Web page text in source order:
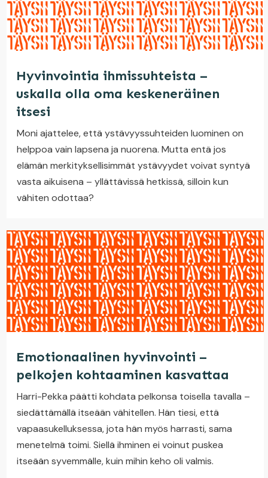
Hyvinvointia ihmissuhteista –
uskalla olla oma keskeneräinen
itsesi
Moni ajattelee, että ystävyyssuhteiden luominen on
helppoa vain lapsena ja nuorena. Mutta entä jos
elämän merkityksellisimmät ystävyydet voivat syntyä
vasta aikuisena – yllättävissä hetkissä, silloin kun
vähiten odottaa?
Emotionaalinen hyvinvointi –
pelkojen kohtaaminen kasvattaa
Harri-Pekka päätti kohdata pelkonsa toisella tavalla –
siedättämällä itseään vähitellen. Hän tiesi, että
vapaasukelluksessa, jota hän myös harrasti, sama
menetelmä toimi. Siellä ihminen ei voinut puskea
itseään syvemmälle, kuin mihin keho oli valmis.